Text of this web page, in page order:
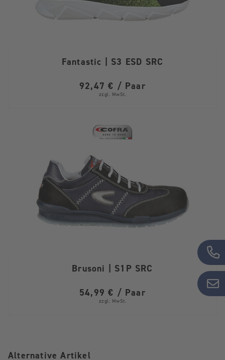
Fantastic | S3 ESD SRC
92,47 € / Paar
zzgl. MwSt.
Brusoni | S1P SRC
54,99 € / Paar
zzgl. MwSt.
Alternative Artikel